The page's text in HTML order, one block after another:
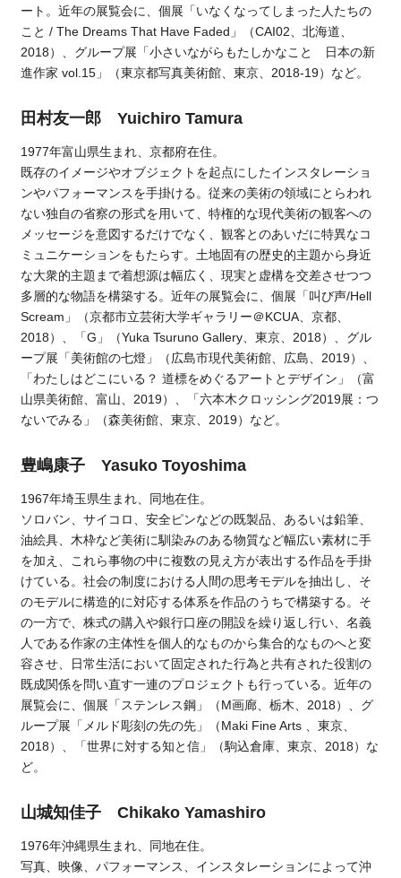
ート。近年の展覧会に、個展「いなくなってしまった人たちの
こと / The Dreams That Have Faded」（CAI02、北海道、
2018）、グループ展「小さいながらもたしかなこと 日本の新
進作家 vol.15」（東京都写真美術館、東京、2018-19）など。
田村友一郎 Yuichiro Tamura
1977年富山県生まれ、京都府在住。
既存のイメージやオブジェクトを起点にしたインスタレーショ
ンやパフォーマンスを手掛ける。従来の美術の領域にとらわれ
ない独自の省察の形式を用いて、特権的な現代美術の観客への
メッセージを意図するだけでなく、観客とのあいだに特異なコ
ミュニケーションをもたらす。土地固有の歴史的主題から身近
な大衆的主題まで着想源は幅広く、現実と虚構を交差させつつ
多層的な物語を構築する。近年の展覧会に、個展「叫び声/Hell
Scream」（京都市立芸術大学ギャラリー＠KCUA、京都、
2018）、「G」（Yuka Tsuruno Gallery、東京、2018）、グル
ープ展「美術館の七燈」（広島市現代美術館、広島、2019）、
「わたしはどこにいる？ 道標をめぐるアートとデザイン」（富
山県美術館、富山、2019）、「六本木クロッシング2019展：つ
ないでみる」（森美術館、東京、2019）など。
豊嶋康子 Yasuko Toyoshima
1967年埼玉県生まれ、同地在住。
ソロバン、サイコロ、安全ピンなどの既製品、あるいは鉛筆、
油絵具、木枠など美術に馴染みのある物質など幅広い素材に手
を加え、これら事物の中に複数の見え方が表出する作品を手掛
けている。社会の制度における人間の思考モデルを抽出し、そ
のモデルに構造的に対応する体系を作品のうちで構築する。そ
の一方で、株式の購入や銀行口座の開設を繰り返し行い、名義
人である作家の主体性を個人的なものから集合的なものへと変
容させ、日常生活において固定された行為と共有された役割の
既成関係を問い直す一連のプロジェクトも行っている。近年の
展覧会に、個展「ステンレス鋼」（M画廊、栃木、2018）、グ
ループ展「メルド彫刻の先の先」（Maki Fine Arts 、東京、
2018）、「世界に対する知と信」（駒込倉庫、東京、2018）な
ど。
山城知佳子 Chikako Yamashiro
1976年沖縄県生まれ、同地在住。
写真、映像、パフォーマンス、インスタレーションによって沖